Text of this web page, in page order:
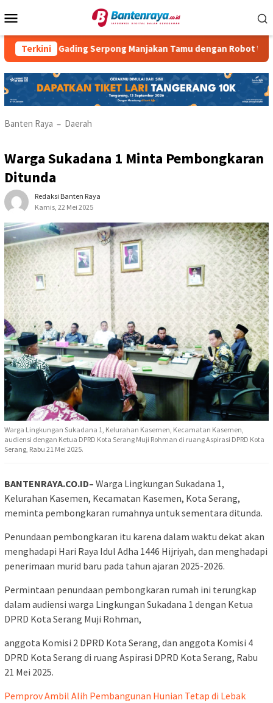
ke
Mobile
Terkini
Serpong Manjakan Tamu dengan Robot Waiter
Banten Raya – Daerah
Warga Sukadana 1 Minta Pembongkaran
Ditunda
Redaksi Banten Raya
Kamis, 22 Mei 2025
Warga Lingkungan Sukadana 1, Kelurahan Kasemen, Kecamatan Kasemen,
audiensi dengan Ketua DPRD Kota Serang Muji Rohman di ruang Aspirasi DPRD Kota
Serang, Rabu 21 Mei 2025.
BANTENRAYA.CO.ID– Warga Lingkungan Sukadana 1,
Kelurahan Kasemen, Kecamatan Kasemen, Kota Serang,
meminta pembongkaran rumahnya untuk sementara ditunda.
Penundaan pembongkaran itu karena dalam waktu dekat akan
menghadapi Hari Raya Idul Adha 1446 Hijriyah, dan menghadapi
penerimaan murid baru pada tahun ajaran 2025-2026.
Permintaan penundaan pembongkaran rumah ini terungkap
dalam audiensi warga Lingkungan Sukadana 1 dengan Ketua
DPRD Kota Serang Muji Rohman,
anggota Komisi 2 DPRD Kota Serang, dan anggota Komisi 4
DPRD Kota Serang di ruang Aspirasi DPRD Kota Serang, Rabu
21 Mei 2025.
Pemprov Ambil Alih Pembangunan Hunian Tetap di Lebak